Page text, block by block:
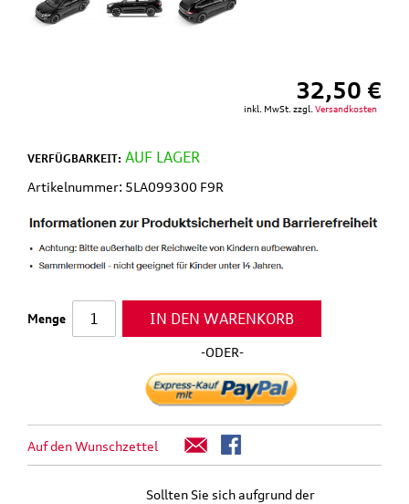
32,50 €
inkl. MwSt. zzgl. Versandkosten
VERFÜGBARKEIT: AUF LAGER
Artikelnummer: 5LA099300 F9R
Menge IN DEN WARENKORB
-ODER-
Auf den Wunschzettel
Sollten Sie sich aufgrund der